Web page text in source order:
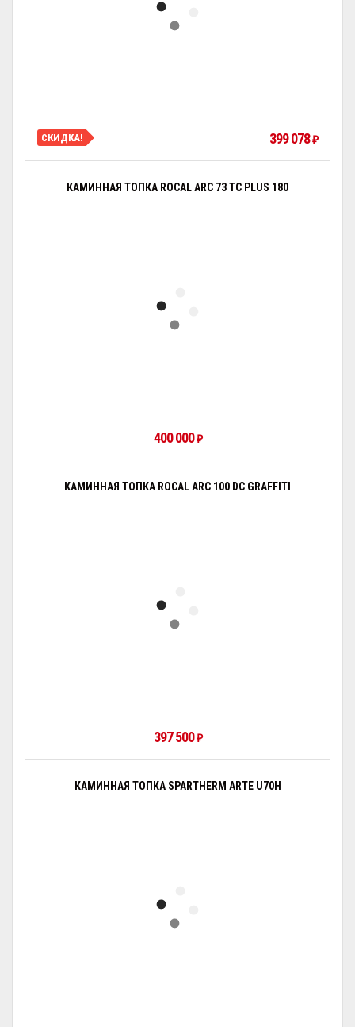
СКИДКА! 399 078₽
КАМИННАЯ ТОПКА ROCAL ARC 73 TC PLUS 180
400 000₽
КАМИННАЯ ТОПКА ROCAL ARC 100 DC GRAFFITI
397 500₽
КАМИННАЯ ТОПКА SPARTHERM ARTE U70H